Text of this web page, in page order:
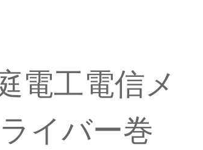
電工電信メ
イバー巻